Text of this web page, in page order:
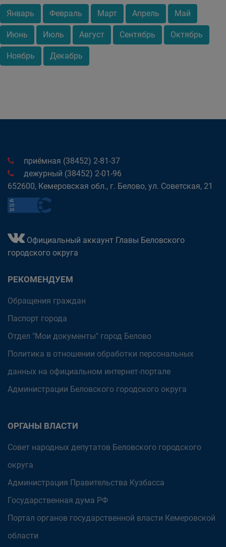
Январь Февраль Март Апрель Май
Июнь Июль Август Сентябрь Октябрь
Ноябрь Декабрь
приёмная (38452) 2-81-37
дежурный (38452) 2-01-96
652600, Кемеровская обл., г. Белово, ул. Советская, 21
Официальный аккаунт Главы Беловского
городского округа
РЕКОМЕНДУЕМ
Обращения граждан
Паспорт города
Отдел "Мои документы" город Белово
Политика в отношении обработки персональных
данных на официальном интернет-портале
Администрации Беловского городского округа
ОРГАНЫ ВЛАСТИ
Совет народных депутатов Беловского городского
округа
Администрация Правительства Кузбасса
Государственная дума РФ
Портал органов государственной власти Кемеровской
области